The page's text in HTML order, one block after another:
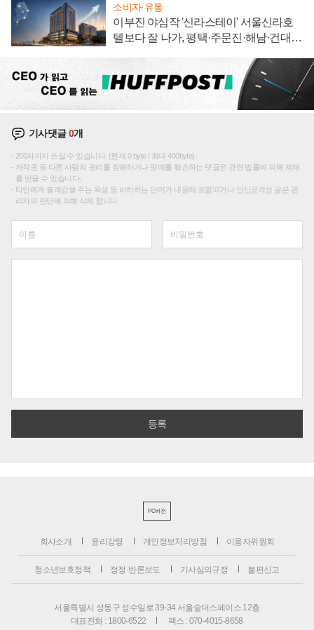
소비자·유통
이부진 야심작 '신라스테이' 서울신라호
텔보다 잘 나가, 평택·주문진·해남·건대로
기사댓글0개
200자까지 쓰실 수 있습니다. (현재 0 byte / 최대 400byte)
저작권 등 다른 사람의 권리를 침해하거나 명예를 훼손하는 댓글은 관련 법률에 의해 제재
를 받을 수 있습니다.
타인에게 불쾌감을 주는 욕설 등 비하하는 단어가 내용에 포함되거나 인신공격성 글은 관
리자의 판단에 의해 삭제 합니다.
PC버전
회사소개 윤리강령 개인정보처리방침 이용자위원회
청소년보호정책 정정·반론보도 기사심의규정 불편신고
서울특별시 성동구 성수일로 39-34 서울숲더스페이스 12층
대표전화 : 1800-6522
팩스 : 070-4015-8658